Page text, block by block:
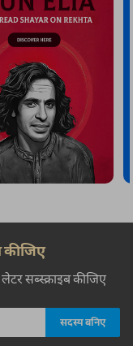
कीजिए
सब्स्क्राइब कीजिए